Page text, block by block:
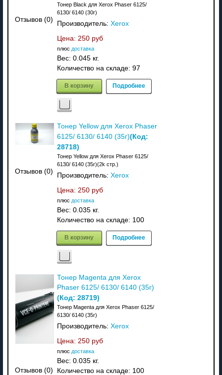
Отзывов (0)
Тонер Black для Xerox Phaser 6125/
6130/ 6140 (30г)
Производитель: Xerox
Цена: 250 руб
плюс доставка
Вес: 0.045 кг.
Количество на складе: 97
В корзину Подробнее
Отзывов (0)
Тонер Yellow для Xerox Phaser
6125/ 6130/ 6140 (35г)(Код:
28718)
Тонер Yellow для Xerox Phaser 6125/
6130/ 6140 (35г)(2k стр.)
Производитель: Xerox
Цена: 250 руб
плюс доставка
Вес: 0.035 кг.
Количество на складе: 100
В корзину Подробнее
Отзывов (0)
Тонер Magenta для Xerox
Phaser 6125/ 6130/ 6140 (35г)
(Код: 28719)
Тонер Magenta для Xerox Phaser 6125/
6130/ 6140 (35г)
Производитель: Xerox
Цена: 250 руб
плюс доставка
Вес: 0.035 кг.
Количество на складе: 100